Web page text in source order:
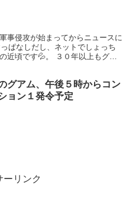
事侵攻が始まってからニュースに
ぱなしだし、ネットでしょっち
近頃です💦。 ３０年以上もグア
グアム、午後５時からコン
ョン１発令予定
ーリンク